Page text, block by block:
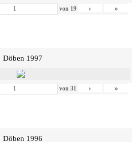
von 19 › »
Döben 1997
von 31 › »
Döben 1996